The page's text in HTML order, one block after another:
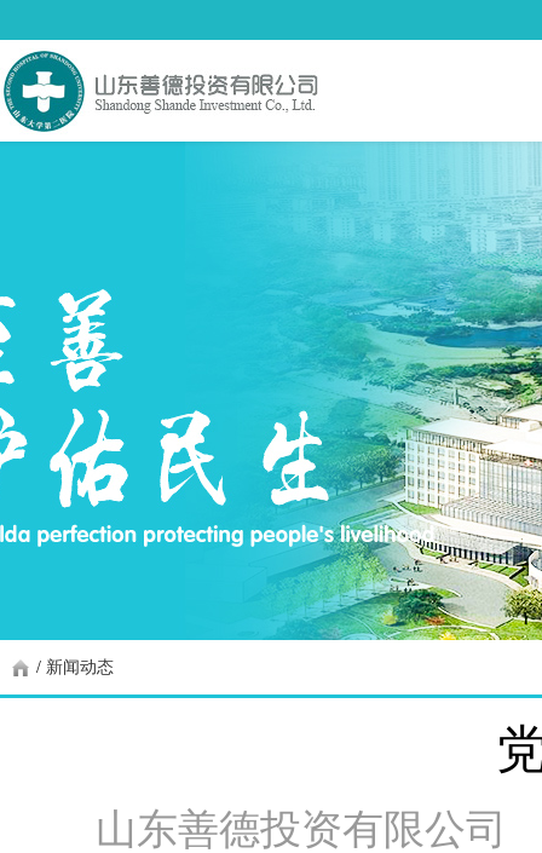
/ 新闻动态
山东善德投资有限公司